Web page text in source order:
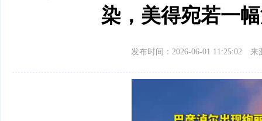
染，美得宛若一
发布时间：2026-06-01 11:25:02 来